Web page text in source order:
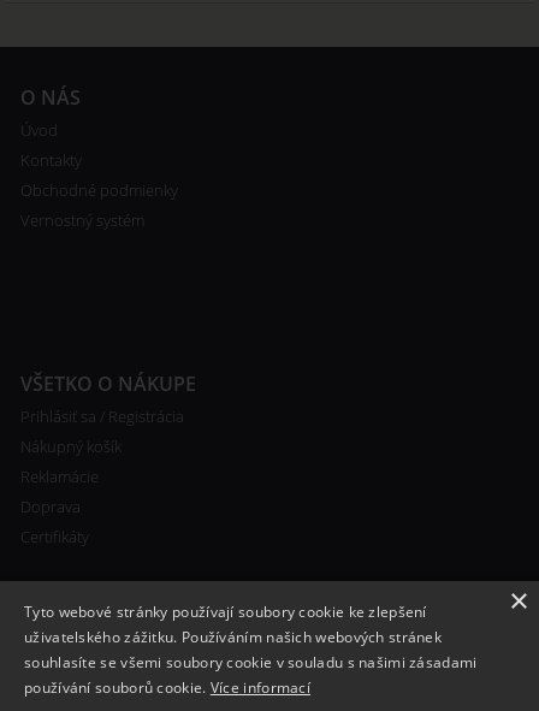
O NÁS
Úvod
Kontakty
Obchodné podmienky
Vernostný systém
VŠETKO O NÁKUPE
Prihlásiť sa / Registrácia
Nákupný košík
Reklamácie
Doprava
Certifikáty
RYCHLÝ KONTAKT
+420 608 138 367
×
Tyto webové stránky používají soubory cookie ke zlepšení
uživatelského zážitku. Používáním našich webových stránek
souhlasíte se všemi soubory cookie v souladu s našimi zásadami
používání souborů cookie. Více informací